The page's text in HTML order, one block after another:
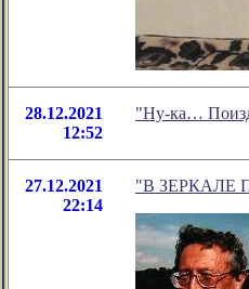
28.12.2021
12:52
"Ну-ка…
27.12.2021
22:14
"В ЗЕРКАЛЕ